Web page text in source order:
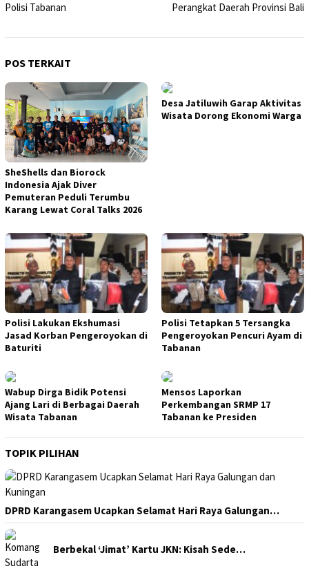
Polisi Tabanan
Perangkat Daerah Provinsi Bali
POS TERKAIT
SheShells dan Biorock
Indonesia Ajak Diver
Pemuteran Peduli Terumbu
Karang Lewat Coral Talks 2026
Desa Jatiluwih Garap Aktivitas
Wisata Dorong Ekonomi Warga
Polisi Lakukan Ekshumasi
Jasad Korban Pengeroyokan di
Baturiti
Polisi Tetapkan 5 Tersangka
Pengeroyokan Pencuri Ayam di
Tabanan
Wabup Dirga Bidik Potensi
Ajang Lari di Berbagai Daerah
Wisata Tabanan
Mensos Laporkan
Perkembangan SRMP 17
Tabanan ke Presiden
TOPIK PILIHAN
DPRD Karangasem Ucapkan Selamat Hari Raya Galungan…
Berbekal ‘Jimat’ Kartu JKN: Kisah Sede…